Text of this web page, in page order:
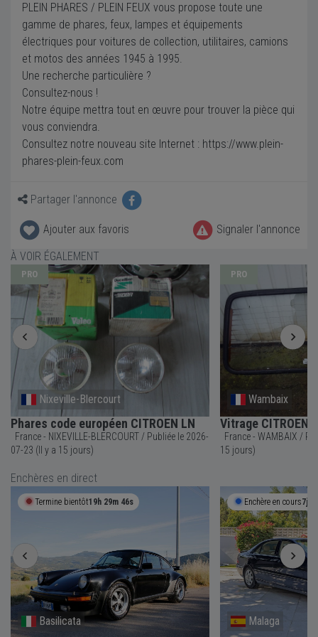
PLEIN PHARES / PLEIN FEUX vous propose toute une
gamme de phares, feux, lampes et équipements
électriques pour voitures de collection, utilitaires, camions
et motos des années 1945 à 1995.
Une recherche particulière ?
Consultez-nous !
Notre équipe mettra tout en œuvre pour trouver la pièce qui
vous conviendra.
Consultez notre nouveau site Internet : https://www.plein-
phares-plein-feux.com
Partager l'annonce
Ajouter aux favoris
Signaler l'annonce
À VOIR ÉGALEMENT
PRO
Nixeville-Blercourt
Phares code européen CITROEN LN
France - NIXEVILLE-BLERCOURT / Publiée le 2026-
07-23 (Il y a 15 jours)
PRO
Wambaix
Vitrage CITROEN
France - WAMBAIX / Publiée le 2026-07-23 (Il y a
15 jours)
Enchères en direct
Termine bientôt19h 29m 46s
Basilicata
Enchère en cours7j
Malaga